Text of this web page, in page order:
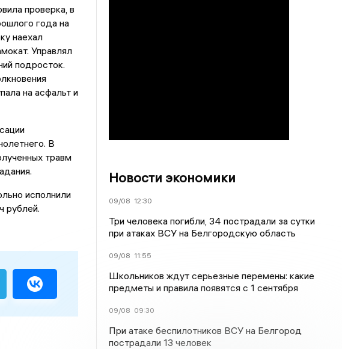
проверка, в
года на
наехал
Управлял
подросток.
на асфальт и
В
травм
исполнили
рублей.
Новости экономики
09/08 12:30
Три человека погибли, 34 пострадали за сутки
при атаках ВСУ на Белгородскую область
09/08 11:55
Школьников ждут серьезные перемены: какие
предметы и правила появятся с 1 сентября
09/08 09:30
При атаке беспилотников ВСУ на Белгород
пострадали 13 человек